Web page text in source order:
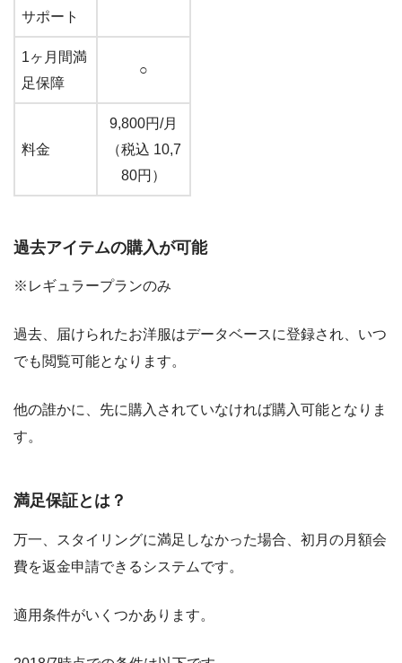
サポート
1ヶ月間満
足保障
○
料金
9,800円/月
（税込 10,7
80円）
過去アイテムの購入が可能
※レギュラープランのみ
過去、届けられたお洋服はデータベースに登録され、いつ
でも閲覧可能となります。
他の誰かに、先に購入されていなければ購入可能となりま
す。
満足保証とは？
万一、スタイリングに満足しなかった場合、初月の月額会
費を返金申請できるシステムです。
適用条件がいくつかあります。